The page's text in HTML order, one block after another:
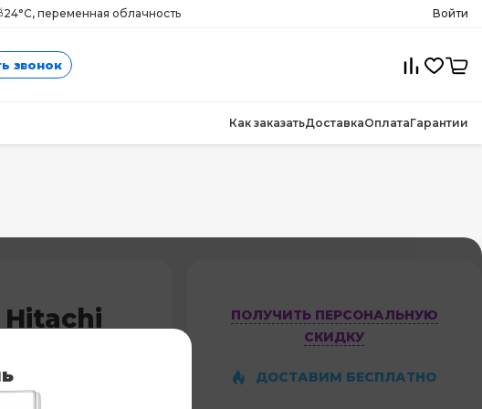
24°C, переменная облачность Войти
звонок
Как заказатьДоставкаОплатаГарантии
18RPB
ПОЛУЧИТЬ ПЕРСОНАЛЬНУЮ
СКИДКУ
ДОСТАВИМ БЕСПЛАТНО